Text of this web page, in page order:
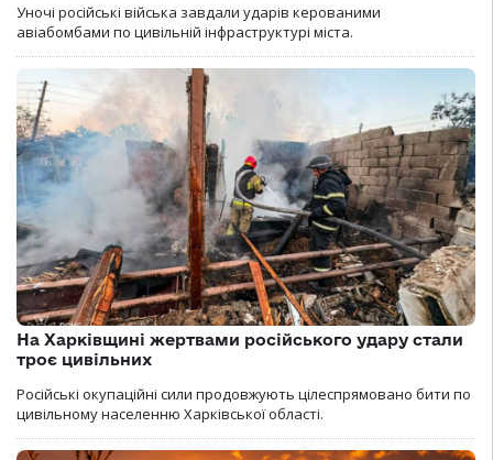
Уночі російські війська завдали ударів керованими
авіабомбами по цивільній інфраструктурі міста.
На Харківщині жертвами російського удару стали
троє цивільних
Російські окупаційні сили продовжують цілеспрямовано бити по
цивільному населенню Харківської області.